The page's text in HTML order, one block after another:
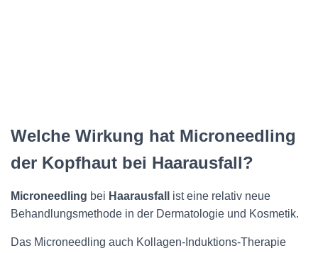
Welche Wirkung hat Microneedling
der Kopfhaut bei Haarausfall?
Microneedling bei Haarausfall
ist eine relativ neue
Behandlungsmethode in der Dermatologie und Kosmetik.
Das Microneedling auch Kollagen-Induktions-Therapie